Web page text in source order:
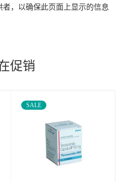
，以确保此页面上显示的信息
促销
SALE